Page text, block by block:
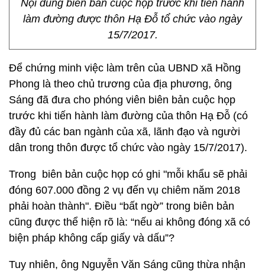
Nội dung biên bản cuộc họp trước khi tiến hành
làm đường được thôn Hạ Đỗ tổ chức vào ngày
15/7/2017.
Để chứng minh việc làm trên của UBND xã Hồng
Phong là theo chủ trương của địa phương, ông
Sáng đã đưa cho phóng viên biên bản cuộc họp
trước khi tiến hành làm đường của thôn Hạ Đỗ (có
đầy đủ các ban ngành của xã, lãnh đạo và người
dân trong thôn được tổ chức vào ngày 15/7/2017).
Trong biên bản cuộc họp có ghi "mỗi khẩu sẽ phải
đóng 607.000 đồng 2 vụ đến vụ chiêm năm 2018
phải hoàn thành". Điều “bất ngờ” trong biên bản
cũng được thể hiện rõ là: “nếu ai không đóng xã có
biện pháp không cấp giấy và dấu”?
Tuy nhiên, ông Nguyễn Văn Sáng cũng thừa nhận